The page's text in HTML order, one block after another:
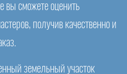
вы сможете оценить
получив качественно и
земельный участок